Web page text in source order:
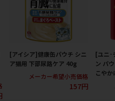
[アイシア]健康缶パウチ シニ
ア猫用 下部尿路ケア 40g
メーカー希望小売価格
157円
[ユニ･
ン パ
こや